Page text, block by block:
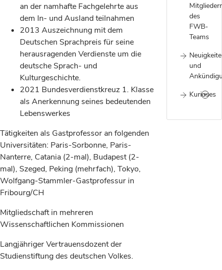
des
FWB-
Teams
und
Kurioses
an der namhafte Fachgelehrte aus
dem In- und Ausland teilnahmen
2013 Auszeichnung mit dem
Deutschen Sprachpreis für seine
herausragenden Verdienste um die
deutsche Sprach- und
Kulturgeschichte.
2021 Bundesverdienstkreuz 1. Klasse
als Anerkennung seines bedeutenden
Lebenswerkes
Tätigkeiten als Gastprofessor an folgenden
Universitäten: Paris-Sorbonne, Paris-
Nanterre, Catania (2-mal), Budapest (2-
mal), Szeged, Peking (mehrfach), Tokyo,
Wolfgang-Stammler-Gastprofessur in
Fribourg/CH
Mitgliedschaft in mehreren
Wissenschaftlichen Kommissionen
Langjähriger Vertrauensdozent der
Studienstiftung des deutschen Volkes.